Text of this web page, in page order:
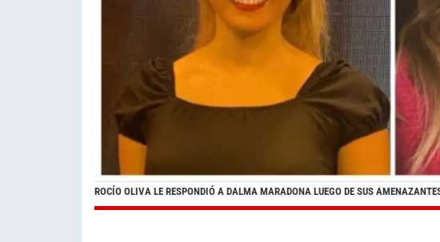
ROCÍO OLIVA LE RESPONDIÓ A DALMA MARADONA LUEGO DE SUS